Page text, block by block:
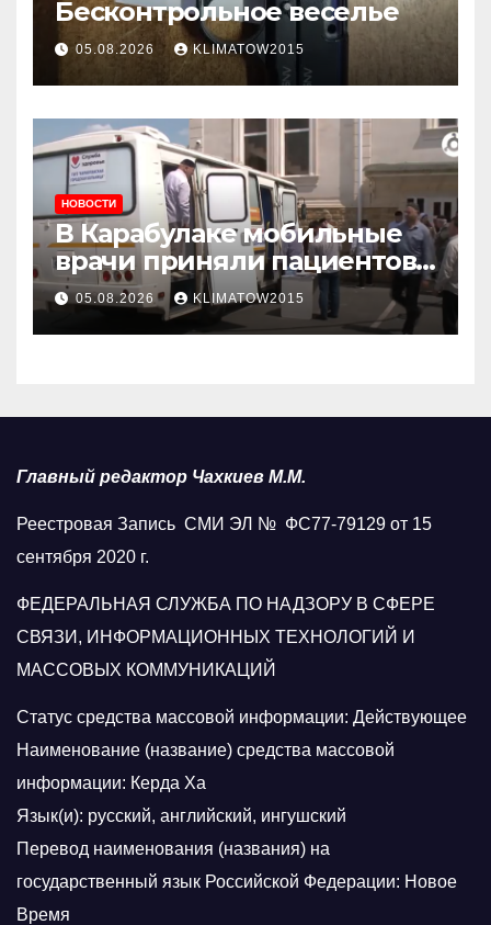
Бесконтрольное веселье
05.08.2026 KLIMATOW2015
НОВОСТИ
В Карабулаке мобильные
врачи приняли пациентов
у стен мечети
05.08.2026 KLIMATOW2015
Главный редактор Чахкиев М.М.
Реестровая Запись СМИ ЭЛ № ФС77-79129 от 15
сентября 2020 г.
ФЕДЕРАЛЬНАЯ СЛУЖБА ПО НАДЗОРУ В СФЕРЕ
СВЯЗИ, ИНФОРМАЦИОННЫХ ТЕХНОЛОГИЙ И
МАССОВЫХ КОММУНИКАЦИЙ
Статус средства массовой информации: Действующее
Наименование (название) средства массовой
информации: Керда Ха
Язык(и): русский, английский, ингушский
Перевод наименования (названия) на
государственный язык Российской Федерации: Новое
Время